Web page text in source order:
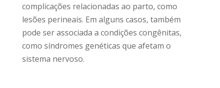
complicações relacionadas ao parto, como
lesões perineais. Em alguns casos, também
pode ser associada a condições congênitas,
como síndromes genéticas que afetam o
sistema nervoso.